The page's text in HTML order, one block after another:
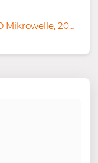
🍛 Comfee CMO-MP012ND Mikrowelle, 20L, 700W für 56,98€ (statt 70€)